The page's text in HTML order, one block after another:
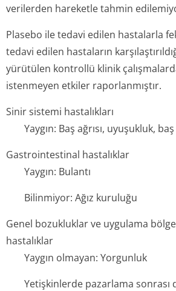
verilerden hareketle tahmin
Plasebo ile tedavi edilen hastalarla
tedavi edilen hastaların
yürütülen kontrollü klinik
istenmeyen etkiler raporlanmıştır.
Sinir sistemi hastalıkları
Yaygın: Baş ağrısı, uyuşukluk,
Gastrointestinal hastalıklar
Yaygın: Bulantı
Bilinmiyor: Ağız kuruluğu
Genel bozukluklar ve uygulama
hastalıklar
Yaygın olmayan: Yorgunluk
Yetişkinlerde pazarlama sonrası